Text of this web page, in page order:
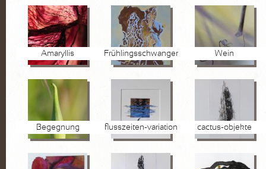
Amaryllis Frühlingsschwanger Wein
Begegnung flusszeiten-variation cactus-objekte